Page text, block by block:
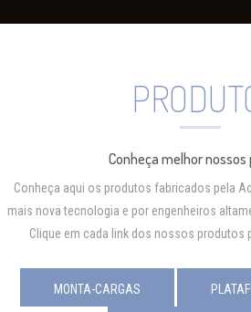
Conheça melhor
Conheça aqui os produtos fabricados pela
mais nova tecnologia e por engenheiros
Clique em cada link dos nossos produtos
MONTA-CARGAS